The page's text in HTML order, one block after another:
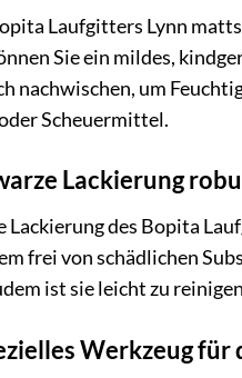
Laufgitters Lynn
Sie ein mildes,
nachwischen, um
Scheuermittel.
Lackierung
Lackierung des Bopita
frei von schädlichen
ist sie leicht zu
Werkzeug für